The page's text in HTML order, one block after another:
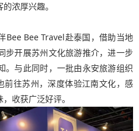
浓厚兴趣。
Bee Bee Travel赴泰国，借助当地
步开展苏州文化旅游推介，进一步
。与此同时，一批由永安旅游组织
前往苏州，深度体验江南文化，感
收获广泛好评。